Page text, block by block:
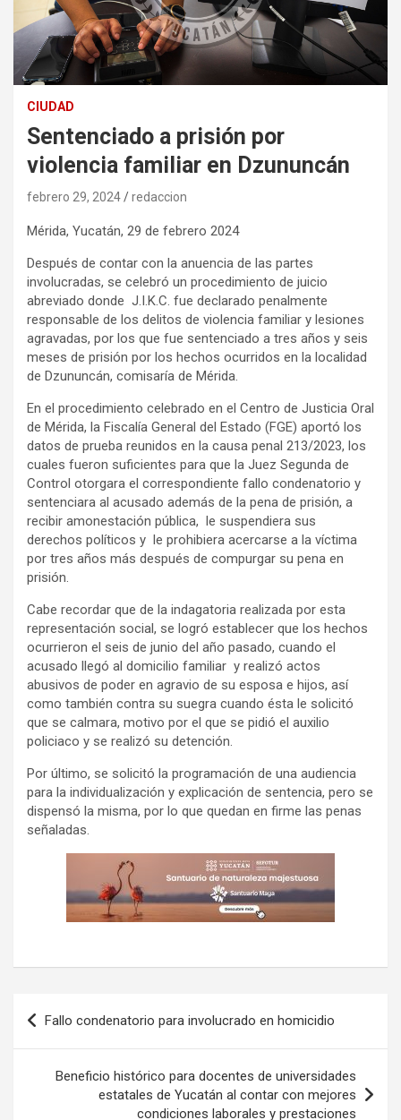
CIUDAD
Sentenciado a prisión por
violencia familiar en Dzununcán
febrero 29, 2024 redaccion
Mérida, Yucatán, 29 de febrero 2024
Después de contar con la anuencia de las partes
involucradas, se celebró un procedimiento de juicio
abreviado donde J.I.K.C. fue declarado penalmente
responsable de los delitos de violencia familiar y lesiones
agravadas, por los que fue sentenciado a tres años y seis
meses de prisión por los hechos ocurridos en la localidad
de Dzununcán, comisaría de Mérida.
En el procedimiento celebrado en el Centro de Justicia Oral
de Mérida, la Fiscalía General del Estado (FGE) aportó los
datos de prueba reunidos en la causa penal 213/2023, los
cuales fueron suficientes para que la Juez Segunda de
Control otorgara el correspondiente fallo condenatorio y
sentenciara al acusado además de la pena de prisión, a
recibir amonestación pública, le suspendiera sus
derechos políticos y le prohibiera acercarse a la víctima
por tres años más después de compurgar su pena en
prisión.
Cabe recordar que de la indagatoria realizada por esta
representación social, se logró establecer que los hechos
ocurrieron el seis de junio del año pasado, cuando el
acusado llegó al domicilio familiar y realizó actos
abusivos de poder en agravio de su esposa e hijos, así
como también contra su suegra cuando ésta le solicitó
que se calmara, motivo por el que se pidió el auxilio
policiaco y se realizó su detención.
Por último, se solicitó la programación de una audiencia
para la individualización y explicación de sentencia, pero se
dispensó la misma, por lo que quedan en firme las penas
señaladas.
Navegación
de
entradas
Fallo condenatorio para involucrado en homicidio
Beneficio histórico para docentes de universidades
estatales de Yucatán al contar con mejores
condiciones laborales y prestaciones